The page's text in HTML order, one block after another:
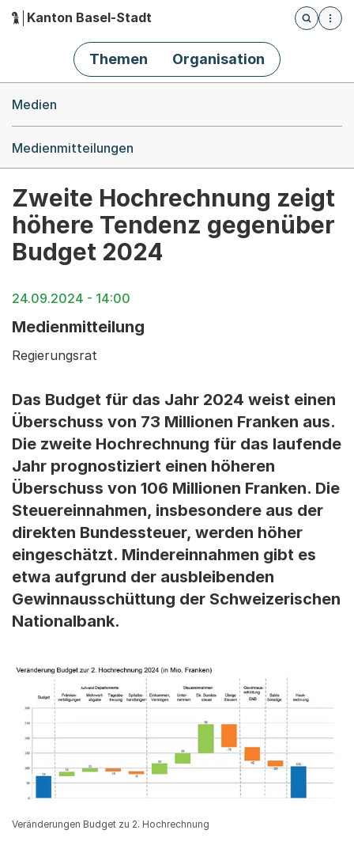
Hauptnavigation
Kanton Basel-Stadt
Öffnet
Themen Organisation
Medien
Medienmitteilungen
Zweite Hochrechnung zeigt
höhere Tendenz gegenüber
Budget 2024
24.09.2024 - 14:00
Medienmitteilung
Regierungsrat
Das Budget für das Jahr 2024 weist einen
Überschuss von 73 Millionen Franken aus.
Die zweite Hochrechnung für das laufende
Jahr prognostiziert einen höheren
Überschuss von 106 Millionen Franken. Die
Steuereinnahmen, insbesondere aus der
direkten Bundessteuer, werden höher
eingeschätzt. Mindereinnahmen gibt es
etwa aufgrund der ausbleibenden
Gewinnausschüttung der Schweizerischen
Nationalbank.
Veränderungen Budget zu 2. Hochrechnung